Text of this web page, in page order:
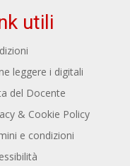
utili
leggere i digitali
del Docente
& Cookie Policy
e condizioni